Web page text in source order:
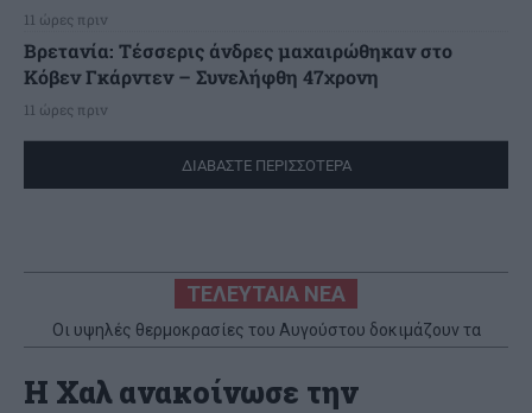
11 ώρες πριν
Βρετανία: Τέσσερις άνδρες μαχαιρώθηκαν στο
Κόβεν Γκάρντεν – Συνελήφθη 47χρονη
11 ώρες πριν
ΔΙΑΒΑΣΤΕ ΠΕΡΙΣΣΟΤΕΡΑ